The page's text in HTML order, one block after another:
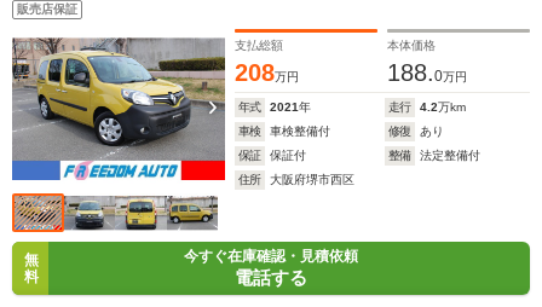
販売店保証
支払総額
208万円
本体価格
188.0万円
年式 2021年 走行 4.2万km
車検
車検整備付 修復
あり
保証
保証付 整備
法定整備付
住所
大阪府堺市西区
無
料
今すぐ在庫確認・見積依頼
電話する